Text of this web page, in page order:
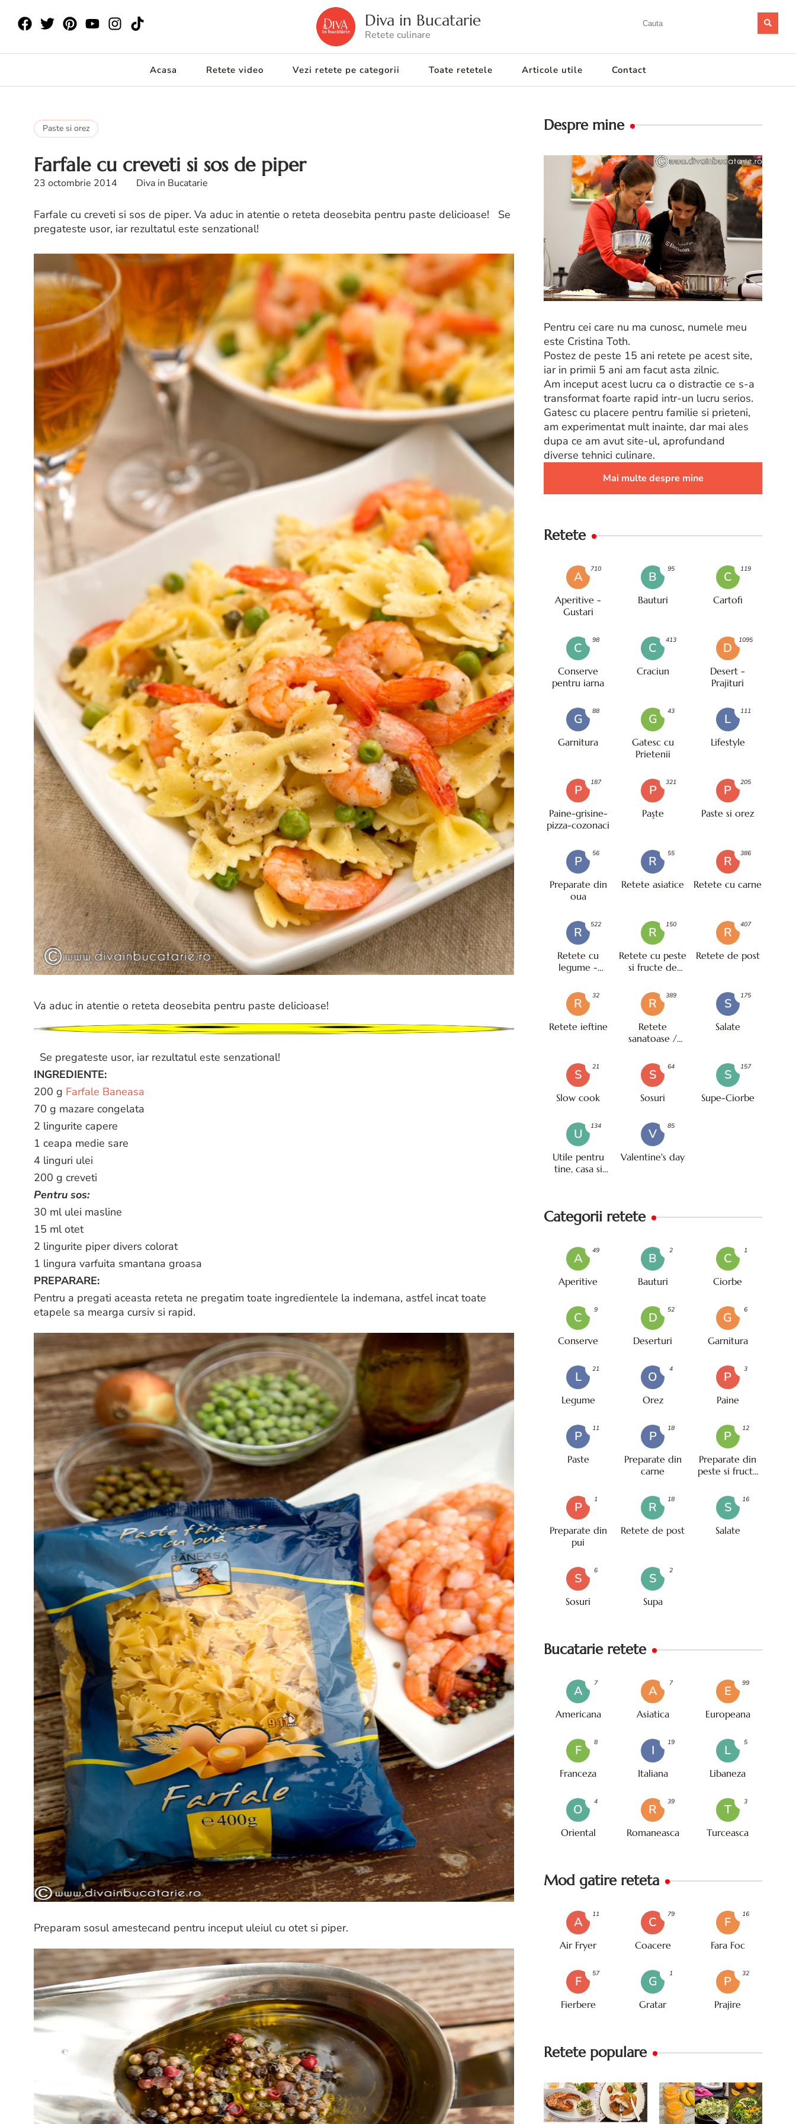
Diva in Bucatarie
Retete culinare
Acasa Retete video Vezi retete pe categorii Toate retetele Articole utile Contact
Paste si orez
Farfale cu creveti si sos de piper
23 octombrie 2014 Diva in Bucatarie
Farfale cu creveti si sos de piper. Va aduc in atentie o reteta deosebita pentru paste delicioase! Se
pregateste usor, iar rezultatul este senzational!
Va aduc in atentie o reteta deosebita pentru paste delicioase!
Se pregateste usor, iar rezultatul este senzational!
INGREDIENTE:
200 g Farfale Baneasa
70 g mazare congelata
2 lingurite capere
1 ceapa medie sare
4 linguri ulei
200 g creveti
Pentru sos:
30 ml ulei masline
15 ml otet
2 lingurite piper divers colorat
1 lingura varfuita smantana groasa
PREPARARE:
Pentru a pregati aceasta reteta ne pregatim toate ingredientele la indemana, astfel incat toate
etapele sa mearga cursiv si rapid.
Preparam sosul amestecand pentru inceput uleiul cu otet si piper.
Despre mine
Pentru cei care nu ma cunosc, numele meu
este Cristina Toth.
Postez de peste 15 ani retete pe acest site,
iar in primii 5 ani am facut asta zilnic.
Am inceput acest lucru ca o distractie ce s-a
transformat foarte rapid intr-un lucru serios.
Gatesc cu placere pentru familie si prieteni,
am experimentat mult inainte, dar mai ales
dupa ce am avut site-ul, aprofundand
diverse tehnici culinare.
Mai multe despre mine
Retete
A
Aperitive -
Gustari
710
B
Bauturi
95
C
Cartofi
119
C
Conserve
pentru iarna
98
C
Craciun
413
D
Desert -
Prajituri
1095
G
Garnitura
88
G
Gatesc cu
Prietenii
43
L
Lifestyle
111
P
Paine-grisine-
pizza-cozonaci
187
P
Paşte
321
P
Paste si orez
205
P
Preparate din
oua
56
R
Retete asiatice
55
R
Retete cu carne
386
R
Retete cu
legume -
522
R
Retete cu peste
si fructe de
150
R
Retete de post
407
R
Retete ieftine
32
R
Retete
sanatoase /
389
S
Salate
175
S
Slow cook
21
S
Sosuri
64
S
Supe-Ciorbe
157
U
Utile pentru
tine, casa si
134
V
Valentine's day
85
Categorii retete
A
Aperitive
49
B
Bauturi
2
C
Ciorbe
1
C
Conserve
9
D
Deserturi
52
G
Garnitura
6
L
Legume
21
O
Orez
4
P
Paine
3
P
Paste
11
P
Preparate din
carne
18
P
Preparate din
peste si fructe
12
P
Preparate din
pui
1
R
Retete de post
18
S
Salate
16
S
Sosuri
6
S
Supa
2
Bucatarie retete
A
Americana
7
A
Asiatica
7
E
Europeana
99
F
Franceza
8
I
Italiana
19
L
Libaneza
5
O
Oriental
4
R
Romaneasca
39
T
Turceasca
3
Mod gatire reteta
A
Air Fryer
11
C
Coacere
79
F
Fara Foc
16
F
Fierbere
57
G
Gratar
1
P
Prajire
32
Retete populare